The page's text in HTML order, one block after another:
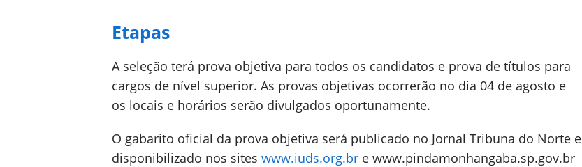
Etapas
A seleção terá prova objetiva para todos os candidatos e prova de títulos para
cargos de nível superior. As provas objetivas ocorrerão no dia 04 de agosto e
os locais e horários serão divulgados oportunamente.
O gabarito oficial da prova objetiva será publicado no Jornal Tribuna do Norte e
disponibilizado nos sites www.iuds.org.br e www.pindamonhangaba.sp.gov.br